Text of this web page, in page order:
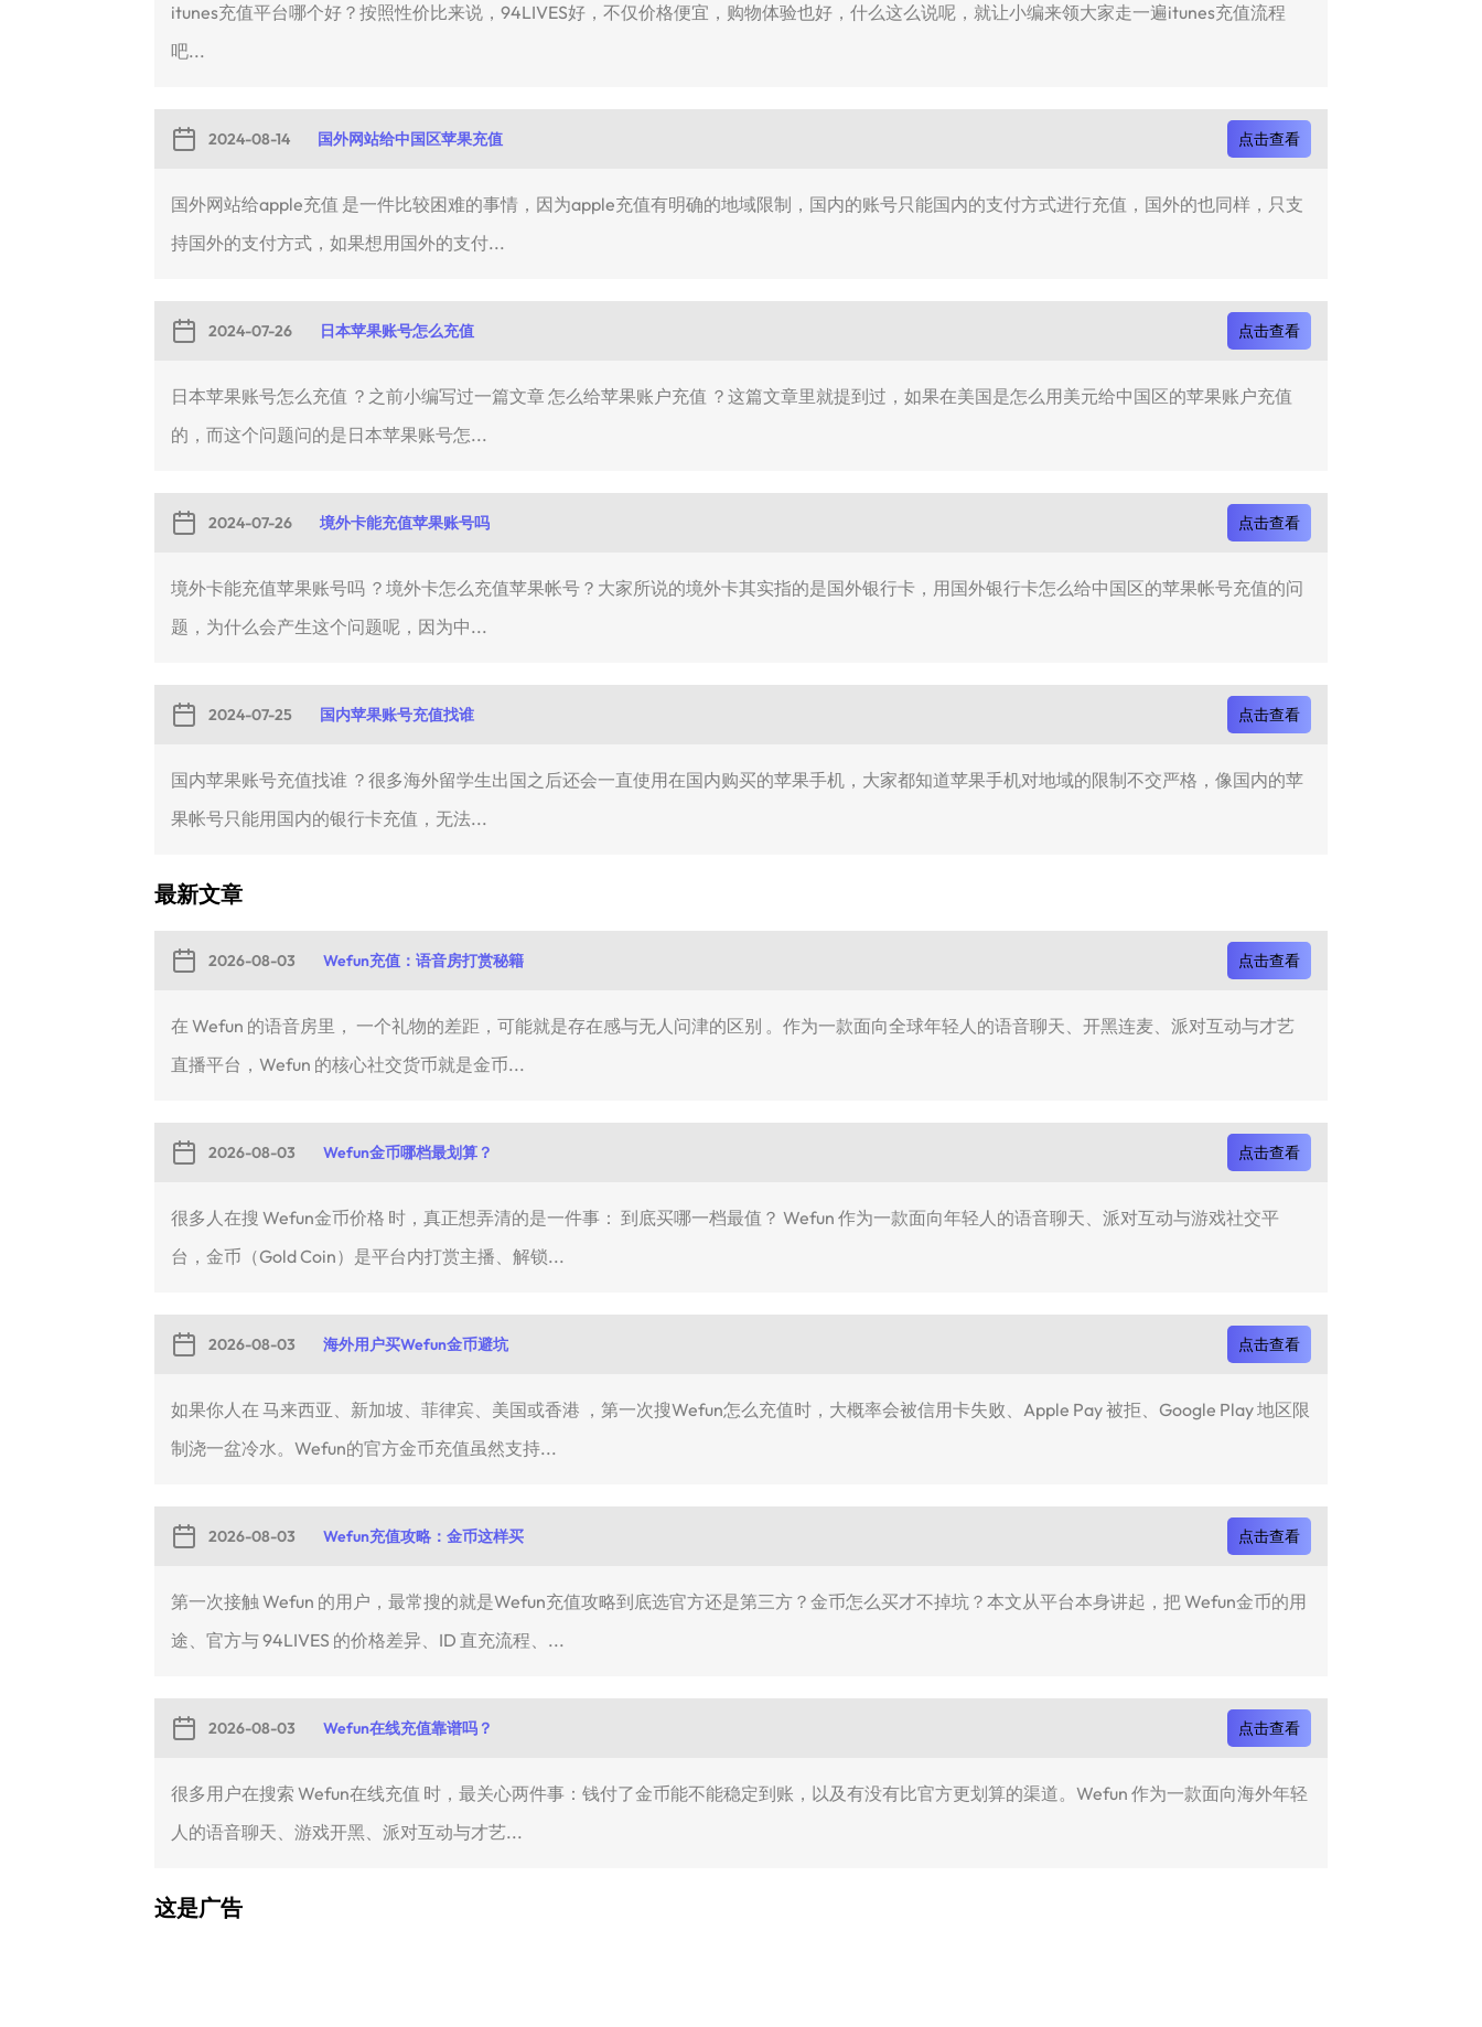
itunes充值平台哪个好？按照性价比来说，94LIVES好，不仅价格便宜，购物体验也好，什么这么说呢，就让小编来领大家走一遍itunes充值流程
吧...
2024-08-14 国外网站给中国区苹果充值 点击查看
国外网站给apple充值 是一件比较困难的事情，因为apple充值有明确的地域限制，国内的账号只能国内的支付方式进行充值，国外的也同样，只支
持国外的支付方式，如果想用国外的支付...
2024-07-26 日本苹果账号怎么充值 点击查看
日本苹果账号怎么充值 ？之前小编写过一篇文章 怎么给苹果账户充值 ？这篇文章里就提到过，如果在美国是怎么用美元给中国区的苹果账户充值
的，而这个问题问的是日本苹果账号怎...
2024-07-26 境外卡能充值苹果账号吗 点击查看
境外卡能充值苹果账号吗 ？境外卡怎么充值苹果帐号？大家所说的境外卡其实指的是国外银行卡，用国外银行卡怎么给中国区的苹果帐号充值的问
题，为什么会产生这个问题呢，因为中...
2024-07-25 国内苹果账号充值找谁 点击查看
国内苹果账号充值找谁 ？很多海外留学生出国之后还会一直使用在国内购买的苹果手机，大家都知道苹果手机对地域的限制不交严格，像国内的苹
果帐号只能用国内的银行卡充值，无法...
最新文章
2026-08-03 Wefun充值：语音房打赏秘籍 点击查看
在 Wefun 的语音房里， 一个礼物的差距，可能就是存在感与无人问津的区别 。作为一款面向全球年轻人的语音聊天、开黑连麦、派对互动与才艺
直播平台，Wefun 的核心社交货币就是金币...
2026-08-03 Wefun金币哪档最划算？ 点击查看
很多人在搜 Wefun金币价格 时，真正想弄清的是一件事： 到底买哪一档最值？ Wefun 作为一款面向年轻人的语音聊天、派对互动与游戏社交平
台，金币（Gold Coin）是平台内打赏主播、解锁...
2026-08-03 海外用户买Wefun金币避坑 点击查看
如果你人在 马来西亚、新加坡、菲律宾、美国或香港 ，第一次搜Wefun怎么充值时，大概率会被信用卡失败、Apple Pay 被拒、Google Play 地区限
制浇一盆冷水。Wefun的官方金币充值虽然支持...
2026-08-03 Wefun充值攻略：金币这样买 点击查看
第一次接触 Wefun 的用户，最常搜的就是Wefun充值攻略到底选官方还是第三方？金币怎么买才不掉坑？本文从平台本身讲起，把 Wefun金币的用
途、官方与 94LIVES 的价格差异、ID 直充流程、...
2026-08-03 Wefun在线充值靠谱吗？ 点击查看
很多用户在搜索 Wefun在线充值 时，最关心两件事：钱付了金币能不能稳定到账，以及有没有比官方更划算的渠道。Wefun 作为一款面向海外年轻
人的语音聊天、游戏开黑、派对互动与才艺...
这是广告